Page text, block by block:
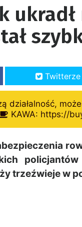
Twitterze
działalność,
KAWA: https://
trzeźwieje w